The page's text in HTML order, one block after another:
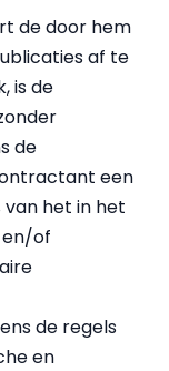
de door hem
af te
is de
de
een
het in het
of
de regels
en